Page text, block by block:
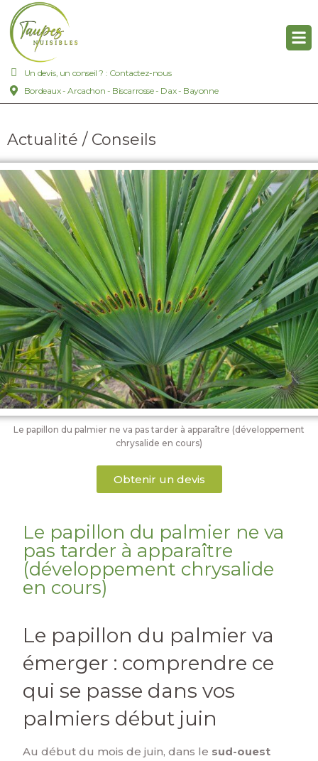
Un devis, un conseil ? : Contactez-nous
Bordeaux - Arcachon - Biscarrosse - Dax - Bayonne
Actualité / Conseils
Le papillon du palmier ne va pas tarder à apparaître (développement
chrysalide en cours)
Obtenir un devis
Le papillon du palmier ne va
pas tarder à apparaître
(développement chrysalide
en cours)
Le papillon du palmier va
émerger : comprendre ce
qui se passe dans vos
palmiers début juin
Au début du mois de juin, dans le sud-ouest